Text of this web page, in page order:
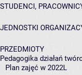
STUDENCI,
JEDNOSTKI
PRZEDMIOTY
Pedagogika działań
Plan zajęć w 2022L